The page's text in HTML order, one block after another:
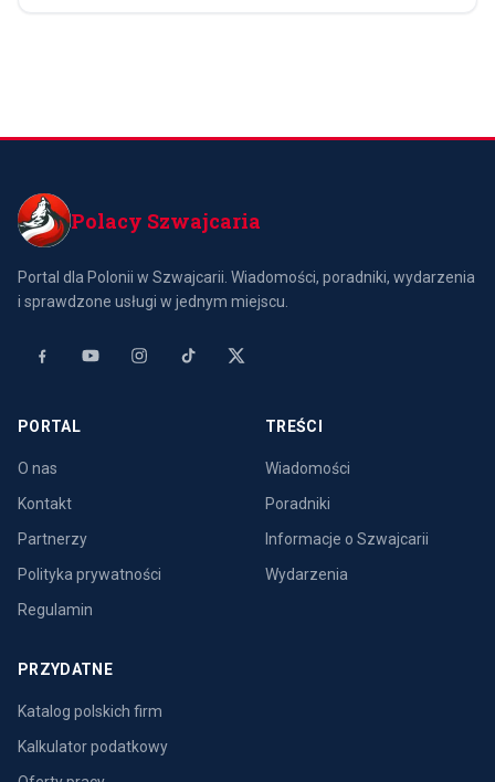
Polacy Szwajcaria
Portal dla Polonii w Szwajcarii. Wiadomości, poradniki, wydarzenia
i sprawdzone usługi w jednym miejscu.
PORTAL
O nas
Kontakt
Partnerzy
Polityka prywatności
Regulamin
TREŚCI
Wiadomości
Poradniki
Informacje o Szwajcarii
Wydarzenia
PRZYDATNE
Katalog polskich firm
Kalkulator podatkowy